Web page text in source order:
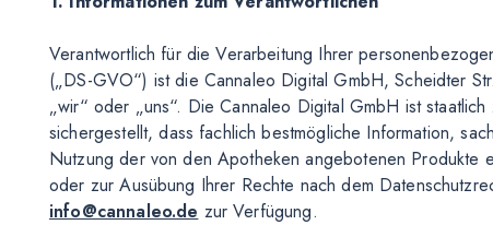
Verantwortlich für die Verarbeitung Ihrer
(„DS-GVO“) ist die Cannaleo Digital GmbH, Scheidter
„wir“ oder „uns“. Die Cannaleo Digital GmbH ist
sichergestellt, dass fachlich bestmögliche Information,
Nutzung der von den Apotheken angebotenen Produkte
oder zur Ausübung Ihrer Rechte nach dem
info@cannaleo.de zur Verfügung.